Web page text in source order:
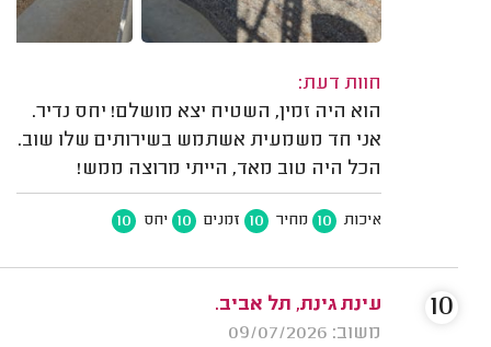
חוות דעת:
הוא היה זמין, השטיח יצא מושלם! יחס נדיר.
אני חד משמעית אשתמש בשירותים שלו שוב.
הכל היה טוב מאד, הייתי מרוצה ממש!
איכות 10 מחיר 10 זמנים 10 יחס 10
עינת גינת, תל אביב.
משוב: 09/07/2026
10